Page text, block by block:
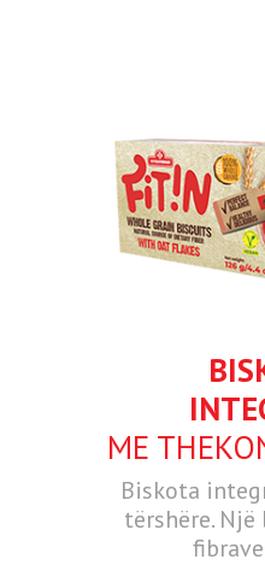
ME
Biskota
tërshëre.